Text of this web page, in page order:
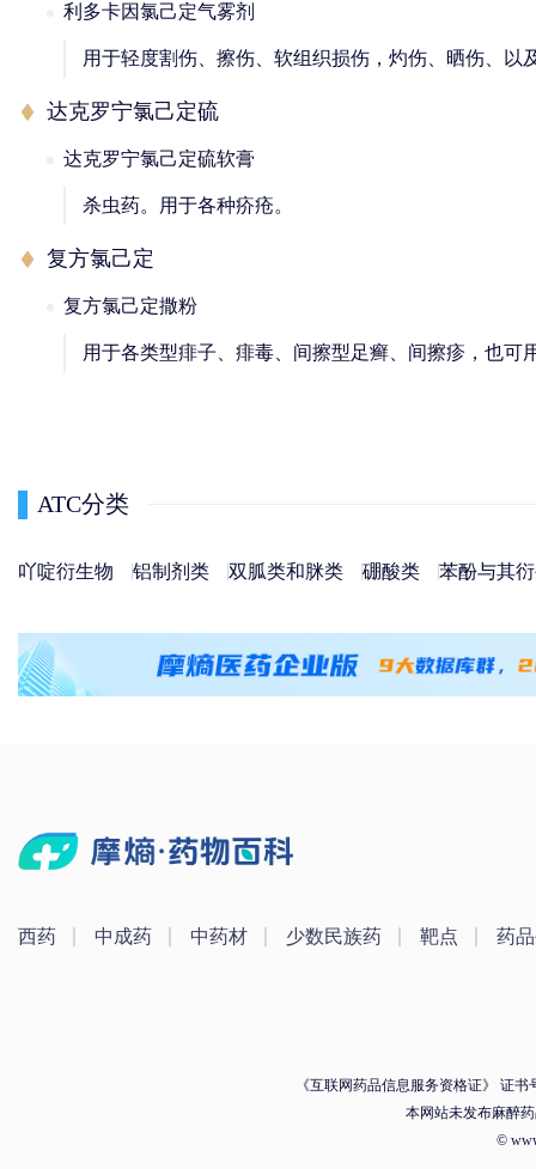
利多卡因氯己定气雾剂
用于轻度割伤、擦伤、软组织损伤，灼伤、晒伤、以
达克罗宁氯己定硫
达克罗宁氯己定硫软膏
杀虫药。用于各种疥疮。
复方氯己定
复方氯己定撒粉
用于各类型痱子、痱毒、间擦型足癣、间擦疹，也可
ATC分类
吖啶衍生物 铝制剂类 双胍类和脒类 硼酸类 苯酚与其
西药 中成药 中药材 少数民族药 靶点 药
《互联网药品信息服务资格证》 证书
本网站未发布麻醉
©